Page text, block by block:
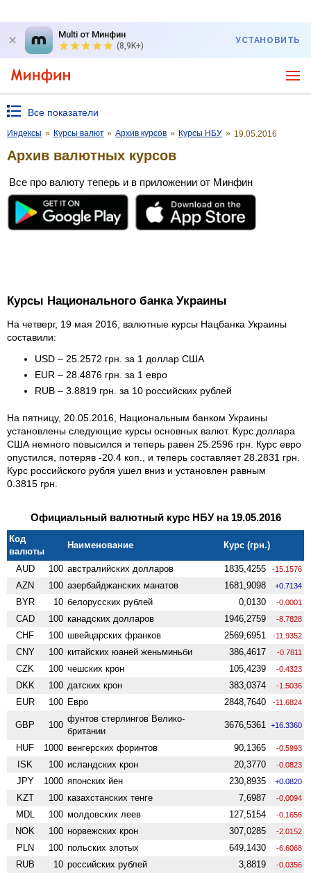
Multi от Минфин
(8,9K+)
УСТАНОВИТЬ
Все показатели
Индексы » Курсы валют » Архив курсов » Курсы НБУ » 19.05.2016
Архив валютных курсов
Все про валюту теперь и в приложении от Минфин
Курсы Национального банка Украины
На четверг, 19 мая 2016, валютные курсы Нацбанка Украины
составили:
USD – 25.2572 грн. за 1 доллар США
EUR – 28.4876 грн. за 1 евро
RUB – 3.8819 грн. за 10 российских рублей
На пятницу, 20.05.2016, Национальным банком Украины
установлены следующие курсы основных валют. Курс доллара
США немного повысился и теперь равен 25.2596 грн. Курс евро
опустился, потеряв -20.4 коп., и теперь составляет 28.2831 грн.
Курс российского рубля ушел вниз и установлен равным
0.3815 грн.
Официальный валютный курс НБУ на 19.05.2016
Код
валюты
Наименование Курс (грн.)
AUD 100 австралийских долларов 1835,4255 -15.1576
AZN 100 азербайджанских манатов 1681,9098 +0.7134
BYR 10 белорусских рублей 0,0130 -0.0001
CAD 100 канадских долларов 1946,2759 -8.7828
CHF 100 швейцарских франков 2569,6951 -11.9352
CNY 100 китайских юаней женьминьби 386,4617 -0.7811
CZK 100 чешских крон 105,4239 -0.4323
DKK 100 датских крон 383,0374 -1.5036
EUR 100 Евро 2848,7640 -11.6824
GBP 100
фунтов стерлингов Велико­
британии
3676,5361 +16.3360
HUF 1000 венгерских форинтов 90,1365 -0.5993
ISK 100 исландских крон 20,3770 -0.0823
JPY 1000 японских йен 230,8935 +0.0820
KZT 100 казахстанских тенге 7,6987 -0.0094
MDL 100 молдовских леев 127,5154 -0.1656
NOK 100 норвежских крон 307,0285 -2.0152
PLN 100 польских злотых 649,1430 -6.6068
RUB 10 российских рублей 3,8819 -0.0356